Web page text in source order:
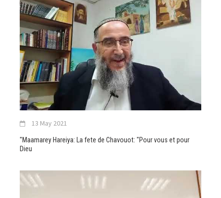
13 May 2021
"Maamarey Hareiya: La fete de Chavouot: "Pour vous et pour
Dieu